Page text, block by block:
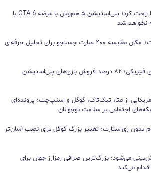
سونی خیال گیمرها را راحت کرد؛ پلی‌استیشن ۵ هم‌زمان با عرضه GTA 6 با
نخواهد شد
گوگل ترندز ارتقا یافت؛ امکان مقایسه ۴۰۰ عبارت جستجو برای تحلیل حرفه‌ای
مرگ تدریجی بازی‌های فیزیکی؛ ۸۲ درصد فروش بازی‌های پلی‌استیشن
از متا، تیک‌تاک، گوگل و اسنپ‌چت؛ پرونده‌ای
اجتماعی بر سلامت نوجوانان
بدون ری‌استارت؛ تغییر بزرگ گوگل برای نصب آسان‌تر
می‌شود؛ بزرگ‌ترین صرافی رمزارز جهان برای
می‌کند